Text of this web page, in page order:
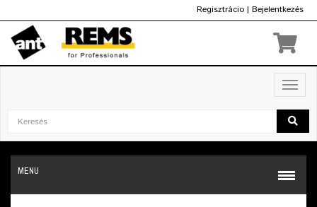
Regisztrácio | Bejelentkezés
MENU